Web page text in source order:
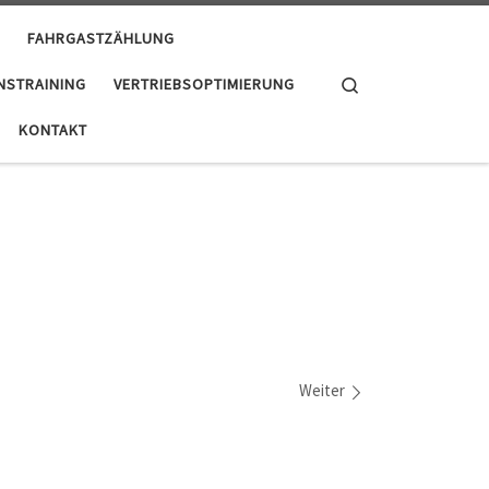
FAHRGASTZÄHLUNG
VERTRIEBSOPTIMIERUNG
KONTAKT
Weiter